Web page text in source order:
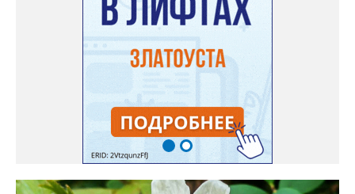
садовод советует сразу убрать семена в холодильник на два
месяца, а место посадки - мульчировать мелкой корой. Семена
самосевом в ней отлично прорастают. Если иногда срезать
сухие цветы и стряхивать семена вокруг куртины, лаванда
весной прорастет сама. Ещё один секрет – этот символ
Прованса не любит «вкусную» почву. Добавляйте в посадочную
яму гравий и песок – требуется хороший дренаж. В первый год
Екатерина рекомендует цветы убирать, чтобы силы куста
пошли на наращивание корневой системы. А со второго года
пусть лаванда цветёт во всю силу! Фото: Екатерина Бойко,
специально для «Златоуст.инфо». Обсуждение новости здесь
ВКОНТАКТЕ https://vk.com/newszlatoust74